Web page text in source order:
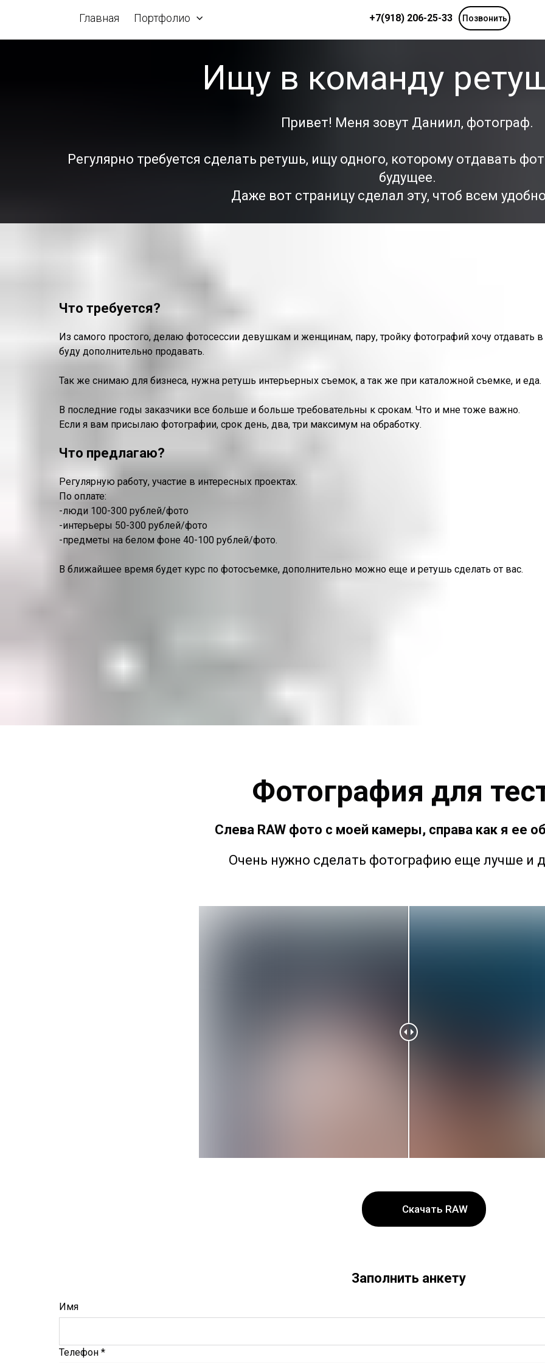
Главная Портфолио +7(918) 206-25-33 Позвонить
Ищу в команду
Привет! Меня зовут Даниил, фотограф.
Регулярно требуется сделать ретушь, ищу одного, которому отдавать
будущее.
Даже вот страницу сделал эту, чтоб всем
Что требуется?
Из самого простого, делаю фотосессии девушкам и женщинам, пару, тройку фотографий хочу отдавать
буду дополнительно продавать.
Так же снимаю для бизнеса, нужна ретушь интерьерных съемок, а так же при каталожной съемке, и еда.
В последние годы заказчики все больше и больше требовательны к срокам. Что и мне тоже важно.
Если я вам присылаю фотографии, срок день, два, три максимум на обработку.
Что предлагаю?
Регулярную работу, участие в интересных проектах.
По оплате:
-люди 100-300 рублей/фото
-интерьеры 50-300 рублей/фото
-предметы на белом фоне 40-100 рублей/фото.
В ближайшее время будет курс по фотосъемке, дополнительно можно еще и ретушь сделать от вас.
Фотография для
Слева RAW фото с моей камеры, справа как я ее
Очень нужно сделать фотографию еще лучше и
Скачать RAW
Заполнить анкету
Имя
Телефон *